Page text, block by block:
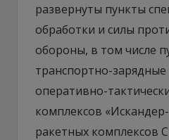
развернуты пункты
обработки и силы
обороны, в том числе
транспортно-
оперативно-
комплексов
ракетных комплексов